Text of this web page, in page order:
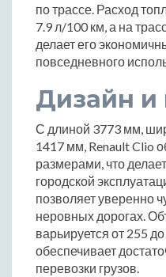
по трассе. Расход
7.9 л/100 км, а на
делает его
повседневного
Дизайн и
С длиной 3773 мм,
1417 мм, Renault Clio
размерами, что
городской
позволяет уверенно
неровных дорогах.
варьируется от 255
обеспечивает
перевозки грузов.